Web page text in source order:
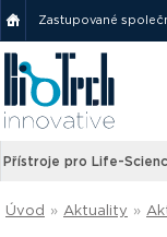
Zastupované
Přístroje pro Life-
Úvod » Aktuality »